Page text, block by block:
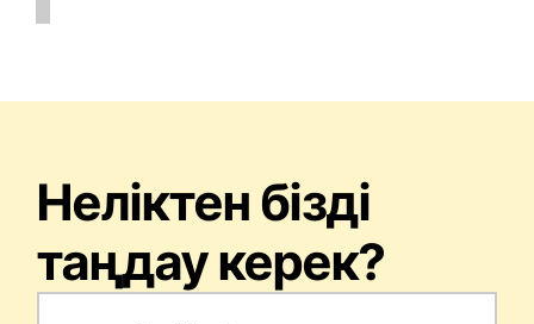
Неліктен бізді
таңдау керек?